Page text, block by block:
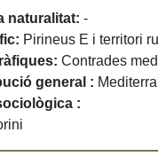
naturalitat: -
Pirineus E i territori
Contrades
general :
: